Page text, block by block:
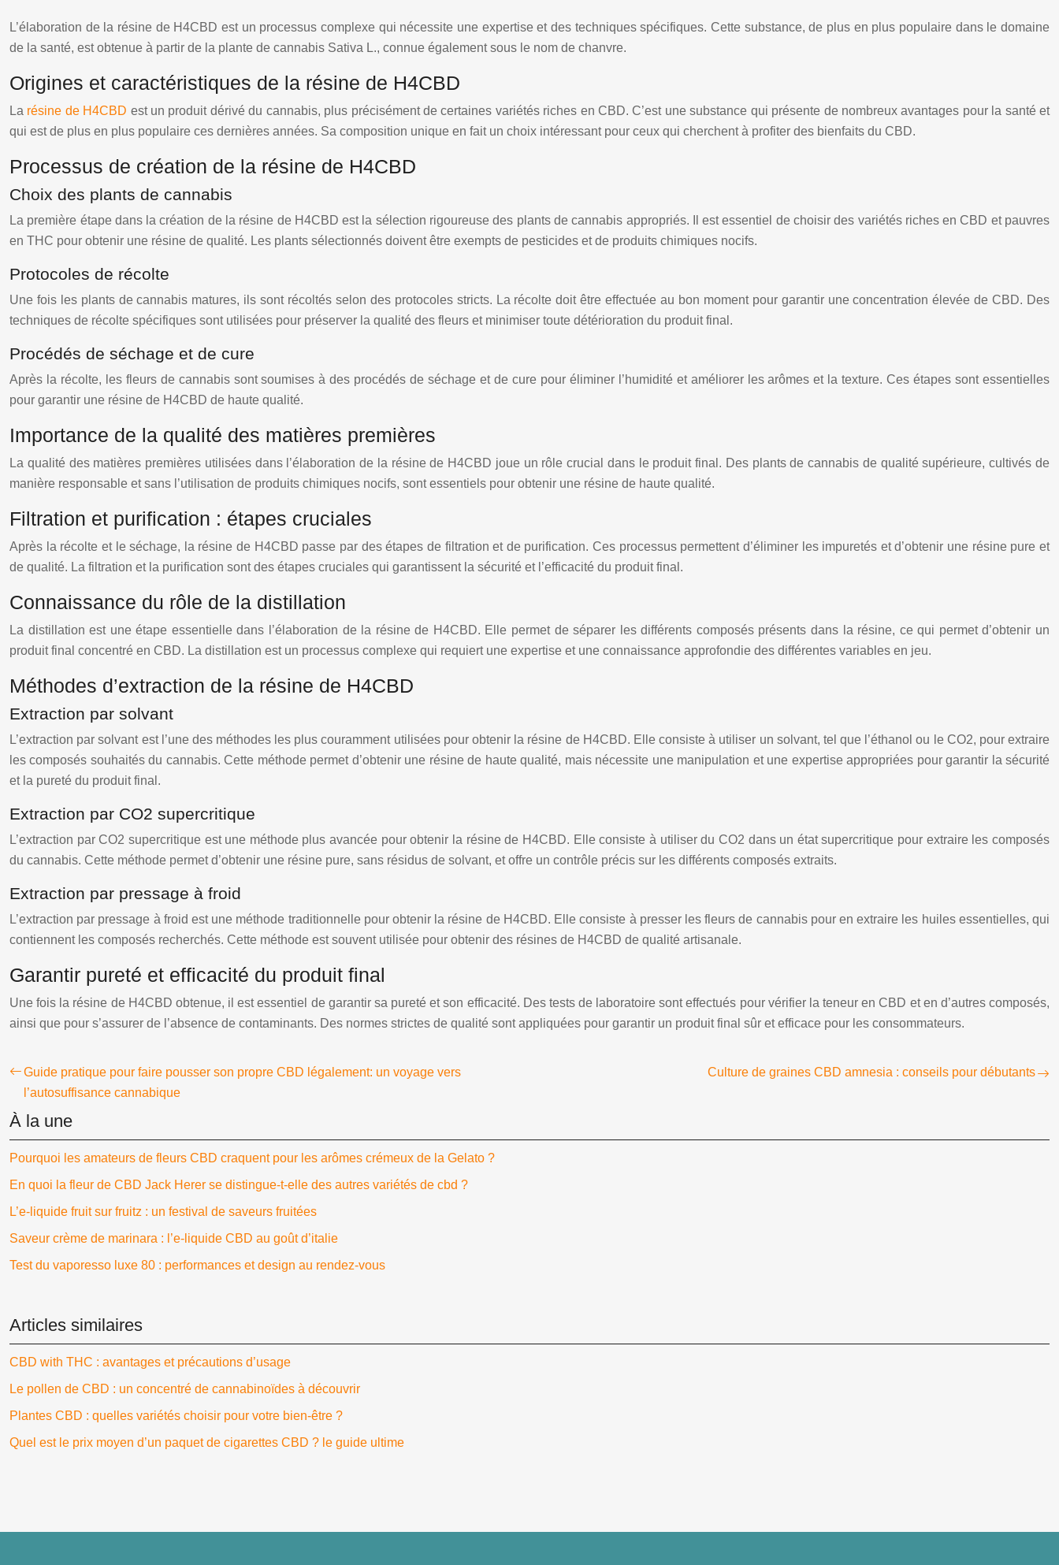
L’élaboration de la résine de H4CBD est un processus complexe qui nécessite une expertise et des techniques spécifiques. Cette substance, de plus en plus populaire dans le domaine
de la santé, est obtenue à partir de la plante de cannabis Sativa L., connue également sous le nom de chanvre.
Origines et caractéristiques de la résine de H4CBD
La résine de H4CBD est un produit dérivé du cannabis, plus précisément de certaines variétés riches en CBD. C’est une substance qui présente de nombreux avantages pour la santé et
qui est de plus en plus populaire ces dernières années. Sa composition unique en fait un choix intéressant pour ceux qui cherchent à profiter des bienfaits du CBD.
Processus de création de la résine de H4CBD
Choix des plants de cannabis
La première étape dans la création de la résine de H4CBD est la sélection rigoureuse des plants de cannabis appropriés. Il est essentiel de choisir des variétés riches en CBD et pauvres
en THC pour obtenir une résine de qualité. Les plants sélectionnés doivent être exempts de pesticides et de produits chimiques nocifs.
Protocoles de récolte
Une fois les plants de cannabis matures, ils sont récoltés selon des protocoles stricts. La récolte doit être effectuée au bon moment pour garantir une concentration élevée de CBD. Des
techniques de récolte spécifiques sont utilisées pour préserver la qualité des fleurs et minimiser toute détérioration du produit final.
Procédés de séchage et de cure
Après la récolte, les fleurs de cannabis sont soumises à des procédés de séchage et de cure pour éliminer l’humidité et améliorer les arômes et la texture. Ces étapes sont essentielles
pour garantir une résine de H4CBD de haute qualité.
Importance de la qualité des matières premières
La qualité des matières premières utilisées dans l’élaboration de la résine de H4CBD joue un rôle crucial dans le produit final. Des plants de cannabis de qualité supérieure, cultivés de
manière responsable et sans l’utilisation de produits chimiques nocifs, sont essentiels pour obtenir une résine de haute qualité.
Filtration et purification : étapes cruciales
Après la récolte et le séchage, la résine de H4CBD passe par des étapes de filtration et de purification. Ces processus permettent d’éliminer les impuretés et d’obtenir une résine pure et
de qualité. La filtration et la purification sont des étapes cruciales qui garantissent la sécurité et l’efficacité du produit final.
Connaissance du rôle de la distillation
La distillation est une étape essentielle dans l’élaboration de la résine de H4CBD. Elle permet de séparer les différents composés présents dans la résine, ce qui permet d’obtenir un
produit final concentré en CBD. La distillation est un processus complexe qui requiert une expertise et une connaissance approfondie des différentes variables en jeu.
Méthodes d’extraction de la résine de H4CBD
Extraction par solvant
L’extraction par solvant est l’une des méthodes les plus couramment utilisées pour obtenir la résine de H4CBD. Elle consiste à utiliser un solvant, tel que l’éthanol ou le CO2, pour extraire
les composés souhaités du cannabis. Cette méthode permet d’obtenir une résine de haute qualité, mais nécessite une manipulation et une expertise appropriées pour garantir la sécurité
et la pureté du produit final.
Extraction par CO2 supercritique
L’extraction par CO2 supercritique est une méthode plus avancée pour obtenir la résine de H4CBD. Elle consiste à utiliser du CO2 dans un état supercritique pour extraire les composés
du cannabis. Cette méthode permet d’obtenir une résine pure, sans résidus de solvant, et offre un contrôle précis sur les différents composés extraits.
Extraction par pressage à froid
L’extraction par pressage à froid est une méthode traditionnelle pour obtenir la résine de H4CBD. Elle consiste à presser les fleurs de cannabis pour en extraire les huiles essentielles, qui
contiennent les composés recherchés. Cette méthode est souvent utilisée pour obtenir des résines de H4CBD de qualité artisanale.
Garantir pureté et efficacité du produit final
Une fois la résine de H4CBD obtenue, il est essentiel de garantir sa pureté et son efficacité. Des tests de laboratoire sont effectués pour vérifier la teneur en CBD et en d’autres composés,
ainsi que pour s’assurer de l’absence de contaminants. Des normes strictes de qualité sont appliquées pour garantir un produit final sûr et efficace pour les consommateurs.
Guide pratique pour faire pousser son propre CBD légalement: un voyage vers
l’autosuffisance cannabique
Culture de graines CBD amnesia : conseils pour débutants
À la une
Pourquoi les amateurs de fleurs CBD craquent pour les arômes crémeux de la Gelato ?
En quoi la fleur de CBD Jack Herer se distingue-t-elle des autres variétés de cbd ?
L’e-liquide fruit sur fruitz : un festival de saveurs fruitées
Saveur crème de marinara : l’e-liquide CBD au goût d’italie
Test du vaporesso luxe 80 : performances et design au rendez-vous
Articles similaires
CBD with THC : avantages et précautions d’usage
Le pollen de CBD : un concentré de cannabinoïdes à découvrir
Plantes CBD : quelles variétés choisir pour votre bien-être ?
Quel est le prix moyen d’un paquet de cigarettes CBD ? le guide ultime